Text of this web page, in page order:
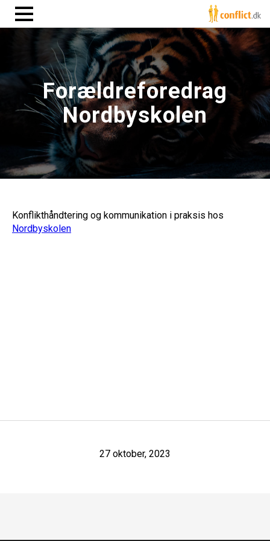
Forældreforedrag
Nordbyskolen
Konflikthåndtering og kommunikation i praksis hos
Nordbyskolen
27 oktober, 2023